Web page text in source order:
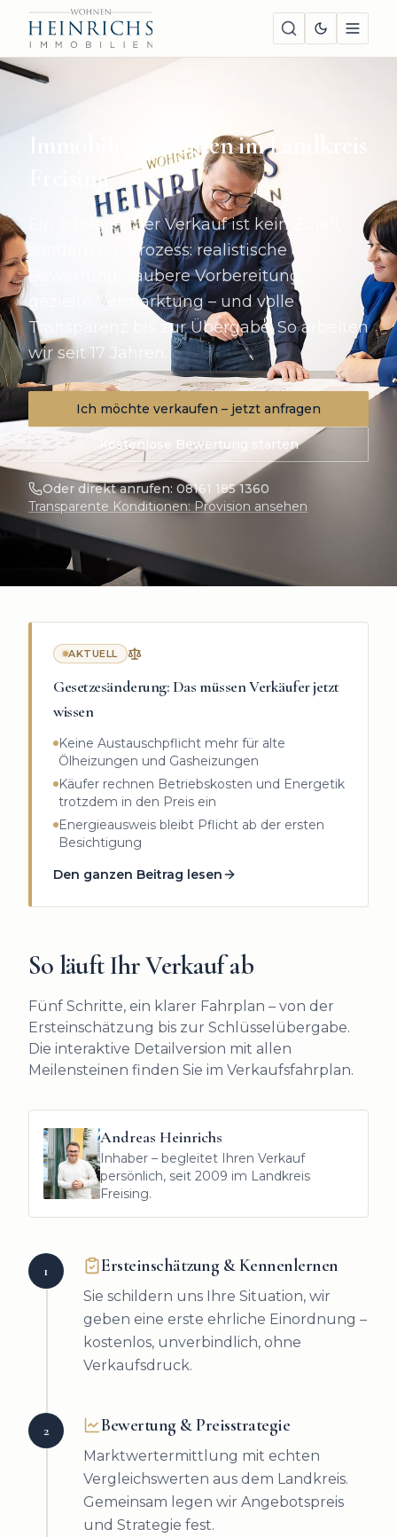
Immobilie verkaufen im Landkreis
Freising
Ein erfolgreicher Verkauf ist kein Zufall,
sondern ein Prozess: realistische
Bewertung, saubere Vorbereitung,
gezielte Vermarktung – und volle
Transparenz bis zur Übergabe. So arbeiten
wir seit 17 Jahren.
Ich möchte verkaufen – jetzt anfragen
Kostenlose Bewertung starten
Oder direkt anrufen: 08161 185 1360
Transparente Konditionen: Provision ansehen
AKTUELL
Gesetzesänderung: Das müssen Verkäufer jetzt
wissen
Keine Austauschpflicht mehr für alte
Ölheizungen und Gasheizungen
Käufer rechnen Betriebskosten und Energetik
trotzdem in den Preis ein
Energieausweis bleibt Pflicht ab der ersten
Besichtigung
Den ganzen Beitrag lesen
So läuft Ihr Verkauf ab
Fünf Schritte, ein klarer Fahrplan – von der
Ersteinschätzung bis zur Schlüsselübergabe.
Die interaktive Detailversion mit allen
Meilensteinen finden Sie im Verkaufsfahrplan.
Andreas Heinrichs
Inhaber – begleitet Ihren Verkauf
persönlich, seit 2009 im Landkreis
Freising.
1 Ersteinschätzung & Kennenlernen
Sie schildern uns Ihre Situation, wir
geben eine erste ehrliche Einordnung –
kostenlos, unverbindlich, ohne
Verkaufsdruck.
2 Bewertung & Preisstrategie
Marktwertermittlung mit echten
Vergleichswerten aus dem Landkreis.
Gemeinsam legen wir Angebotspreis
und Strategie fest.